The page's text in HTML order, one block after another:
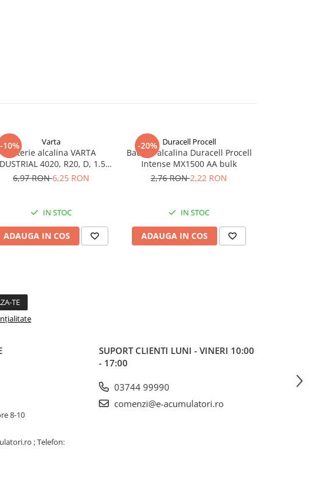
-10% Varta
Baterie alcalina VARTA
4020, R20, D, 1.5V,
bulk
6,97 RON6,25 RON
IN STOC
ADAUGA IN COS
-20% Duracell Procell
Baterie alcalina Duracell Procell
Intense MX1500 AA bulk
2,76 RON2,22 RON
IN STOC
ADAUGA IN COS
8-10
; Telefon:
SUPORT CLIENTI LUNI - VINERI 10:00
- 17:00
03744 99990
comenzi@e-acumulatori.ro